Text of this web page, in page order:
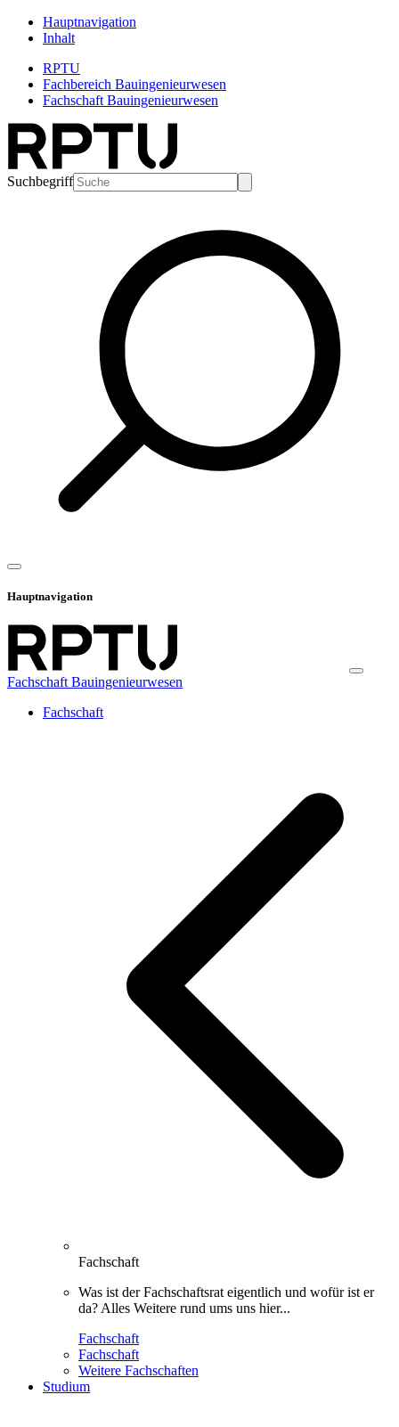
Hauptnavigation
Inhalt
RPTU
Fachbereich Bauingenieurwesen
Fachschaft Bauingenieurwesen
Suchbegriff
Hauptnavigation
Fachschaft Bauingenieurwesen
Fachschaft
Fachschaft
Was ist der Fachschaftsrat eigentlich und wofür ist er
da? Alles Weitere rund ums uns hier...
Fachschaft
Fachschaft
Weitere Fachschaften
Studium